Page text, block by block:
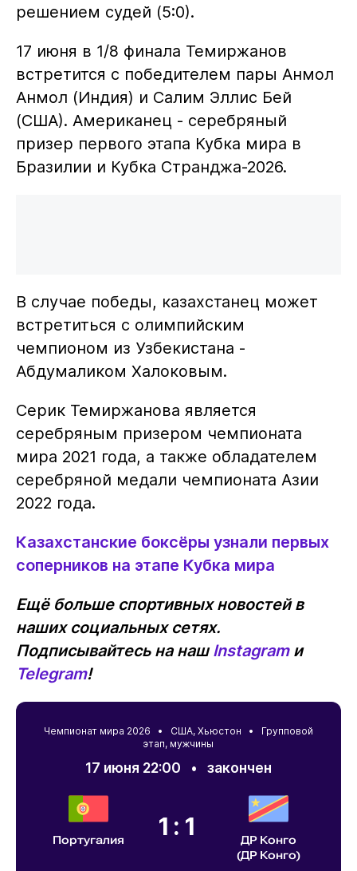
решением судей (5:0).
17 июня в 1/8 финала Темиржанов
встретится с победителем пары Анмол
Анмол (Индия) и Салим Эллис Бей
(США). Американец - серебряный
призер первого этапа Кубка мира в
Бразилии и Кубка Странджа-2026.
В случае победы, казахстанец может
встретиться с олимпийским
чемпионом из Узбекистана -
Абдумаликом Халоковым.
Серик Темиржанова является
серебряным призером чемпионата
мира 2021 года, а также обладателем
серебряной медали чемпионата Азии
2022 года.
Казахстанские боксёры узнали первых
соперников на этапе Кубка мира
Ещё больше спортивных новостей в
наших социальных сетях.
Подписывайтесь на нашInstagramи
Telegram!
Чемпионат мира 2026 • США, Хьюстон • Групповой
этап, мужчины
17 июня 22:00 • закончен
Португалия 1:1
ДР Конго
(ДР Конго)